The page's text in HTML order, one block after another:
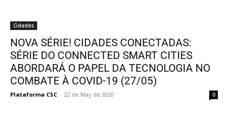
Cidades
NOVA SÉRIE! CIDADES CONECTADAS:
SÉRIE DO CONNECTED SMART CITIES
ABORDARÁ O PAPEL DA TECNOLOGIA NO
COMBATE À COVID-19 (27/05)
Plataforma CSC - 22 de May de 2020 0